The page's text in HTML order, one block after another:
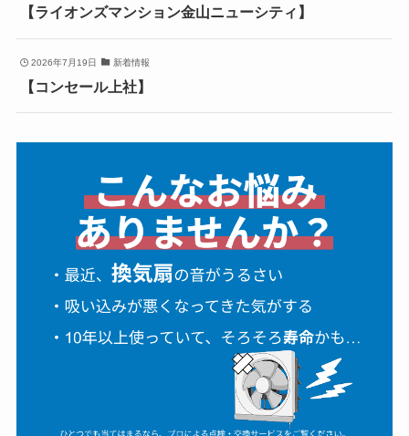
【ライオンズマンション金山ニューシティ】
2026年7月19日 新着情報
【コンセール上社】